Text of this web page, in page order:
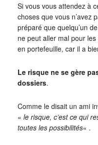
Si vous vous attendez à
choses que vous n’avez
préparé que quelqu’un
ne peut aller mal pour les
en portefeuille, car il a
Le risque ne se gère
dossiers.
Comme le disait un ami
« le risque, c’est ce qui
toutes les possibilités« .